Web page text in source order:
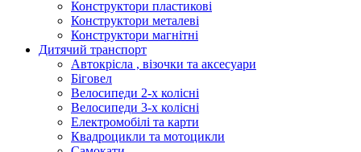
Конструктори пластикові
Конструктори металеві
Конструктори магнітні
Дитячий транспорт
Автокрісла , візочки та аксесуари
Біговел
Велосипеди 2-х колісні
Велосипеди 3-х колісні
Електромобілі та карти
Квадроцикли та мотоцикли